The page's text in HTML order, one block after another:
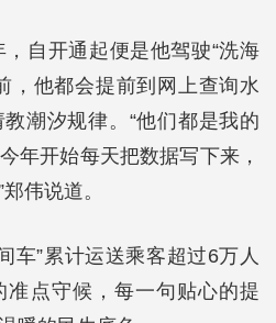
自开通起便是他驾驶“洗海
，他都会提前到网上查询水
潮汐规律。“他们都是我的
年开始每天把数据写下来，
伟说道。
车”累计运送乘客超过6万人
准点守候，每一句贴心的提